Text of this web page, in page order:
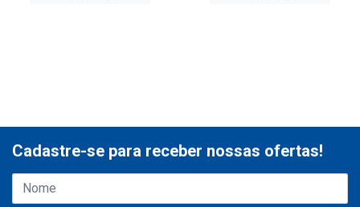
Cadastre-se para receber nossas ofertas!